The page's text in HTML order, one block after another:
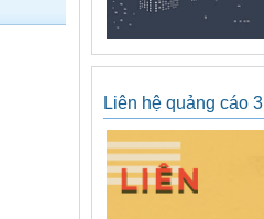
Liên hệ quảng cáo 3